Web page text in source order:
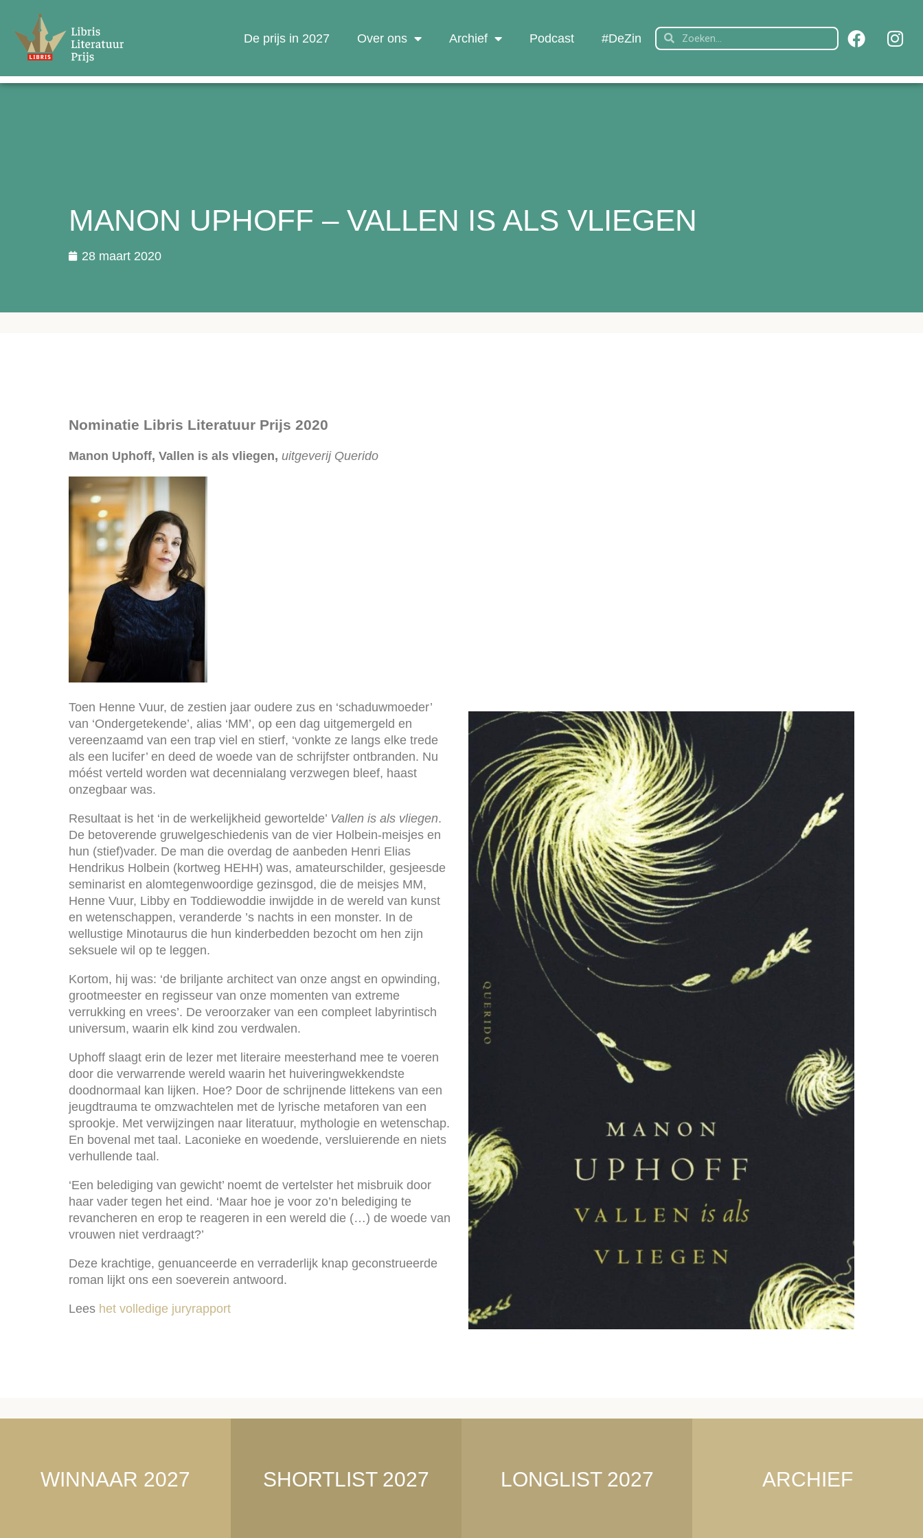
De prijs in 2027 Over ons Archief Podcast #DeZin
MANON UPHOFF – VALLEN IS ALS VLIEGEN
28 maart 2020
Nominatie Libris Literatuur Prijs 2020
Manon Uphoff, Vallen is als vliegen, uitgeverij Querido
Toen Henne Vuur, de zestien jaar oudere zus en ‘schaduwmoeder’
van ‘Ondergetekende’, alias ‘MM’, op een dag uitgemergeld en
vereenzaamd van een trap viel en stierf, ‘vonkte ze langs elke trede
als een lucifer’ en deed de woede van de schrijfster ontbranden. Nu
móést verteld worden wat decennialang verzwegen bleef, haast
onzegbaar was.
Resultaat is het ‘in de werkelijkheid gewortelde’ Vallen is als vliegen.
De betoverende gruwelgeschiedenis van de vier Holbein-meisjes en
hun (stief)vader. De man die overdag de aanbeden Henri Elias
Hendrikus Holbein (kortweg HEHH) was, amateurschilder, gesjeesde
seminarist en alomtegenwoordige gezinsgod, die de meisjes MM,
Henne Vuur, Libby en Toddiewoddie inwijdde in de wereld van kunst
en wetenschappen, veranderde ’s nachts in een monster. In de
wellustige Minotaurus die hun kinderbedden bezocht om hen zijn
seksuele wil op te leggen.
Kortom, hij was: ‘de briljante architect van onze angst en opwinding,
grootmeester en regisseur van onze momenten van extreme
verrukking en vrees’. De veroorzaker van een compleet labyrintisch
universum, waarin elk kind zou verdwalen.
Uphoff slaagt erin de lezer met literaire meesterhand mee te voeren
door die verwarrende wereld waarin het huiveringwekkendste
doodnormaal kan lijken. Hoe? Door de schrijnende littekens van een
jeugdtrauma te omzwachtelen met de lyrische metaforen van een
sprookje. Met verwijzingen naar literatuur, mythologie en wetenschap.
En bovenal met taal. Laconieke en woedende, versluierende en niets
verhullende taal.
‘Een belediging van gewicht’ noemt de vertelster het misbruik door
haar vader tegen het eind. ‘Maar hoe je voor zo’n belediging te
revancheren en erop te reageren in een wereld die (…) de woede van
vrouwen niet verdraagt?’
Deze krachtige, genuanceerde en verraderlijk knap geconstrueerde
roman lijkt ons een soeverein antwoord.
Lees het volledige juryrapport
WINNAAR 2027 SHORTLIST 2027 LONGLIST 2027 ARCHIEF